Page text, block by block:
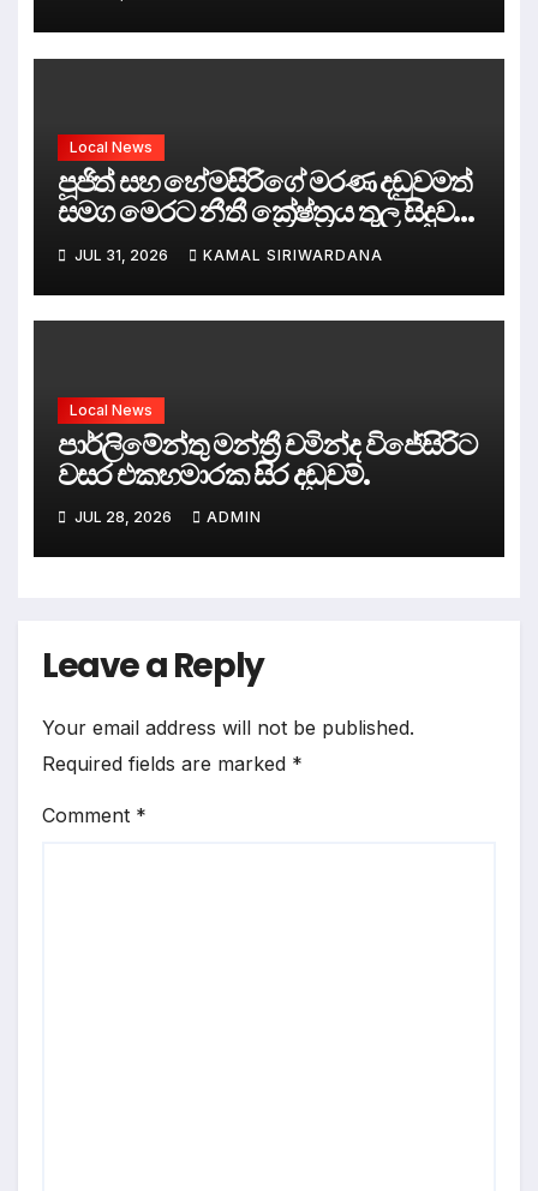
Local News
පූජිත් සහ හේමසිරිගේ මරණ දඩුවමත්
සමග මෙරට නීතී ක්‍රේෂ්ත්‍රය තුල සිදුව
ඇත්තේ කුමක්ද ?
JUL 31, 2026 KAMAL SIRIWARDANA
Local News
පාර්ලිමේන්තු මන්ත්‍රී චමින්ද විජේසිරිට
වසර එකහමාරක සිර දඬුවම්.
JUL 28, 2026 ADMIN
Leave a Reply
Your email address will not be published.
Required fields are marked *
Comment *